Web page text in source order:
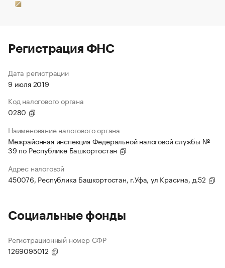
Регистрация ФНС
Дата регистрации
9 июля 2019
Код налогового органа
0280
Наименование налогового органа
Межрайонная инспекция Федеральной налоговой службы №
39 по Республике Башкортостан
Адрес налоговой
450076, Республика Башкортостан, г.Уфа, ул Красина, д.52
Социальные фонды
Регистрационный номер СФР
1269095012